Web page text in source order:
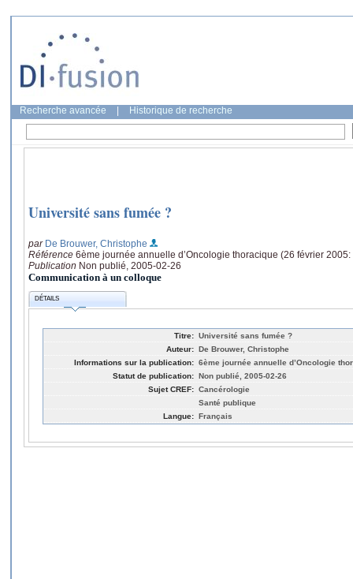
Recherche avancée Historique de recherche
Université sans fumée ?
par De Brouwer, Christophe
Référence 6ème journée annuelle d’Oncologie thoracique (26 février
Publication Non publié, 2005-02-26
Communication à un colloque
DÉTAILS
Titre: Université sans fumée ?
Auteur: De Brouwer, Christophe
Informations sur la publication: 6ème journée annuelle d’Oncologie
Statut de publication: Non publié, 2005-02-26
Sujet CREF: Cancérologie
Santé publique
Langue: Français